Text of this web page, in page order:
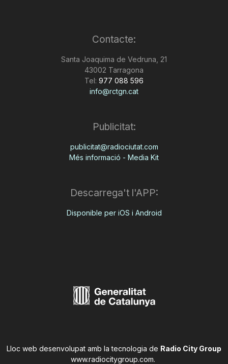
Contacte:
Santa Joaquima de Vedruna, 21
43002 Tarragona
Tel: 977 088 596
info@rctgn.cat
Publicitat:
publicitat@radiociutat.com
Més informació - Media Kit
Descarrega't l'APP:
Disponible per iOS i Android
Lloc web desenvolupat amb la tecnologia de Radio City Group
www.radiocitygroup.com.